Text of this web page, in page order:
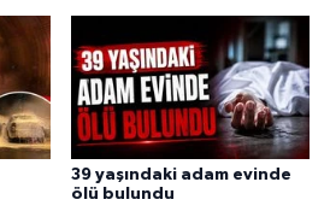
39 yaşındaki adam evinde
ölü bulundu